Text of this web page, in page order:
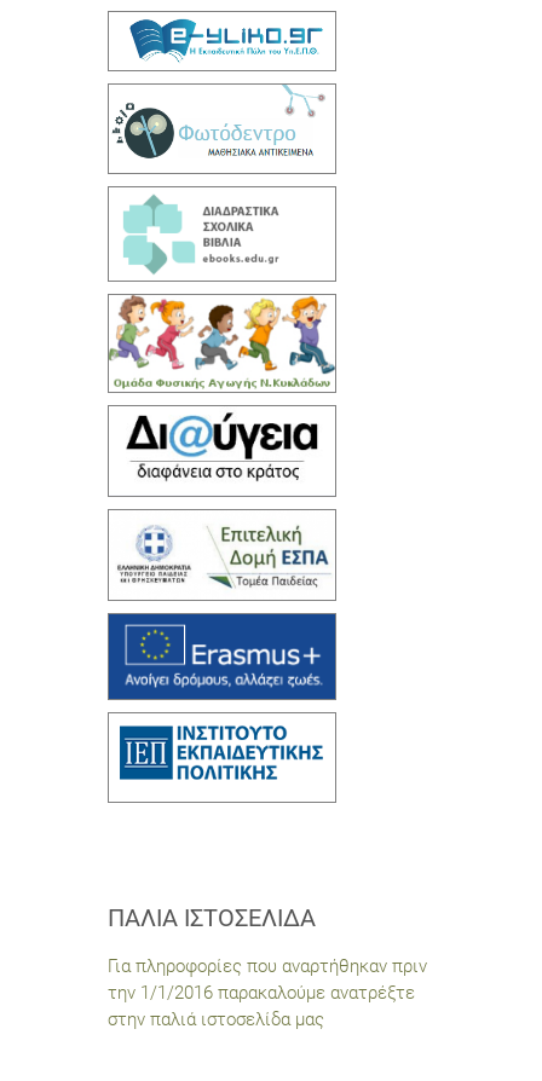
ΠΑΛΙΆ ΙΣΤΟΣΕΛΊΔΑ
Για πληροφορίες που αναρτήθηκαν πριν
την 1/1/2016 παρακαλούμε ανατρέξτε
στην παλιά ιστοσελίδα μας